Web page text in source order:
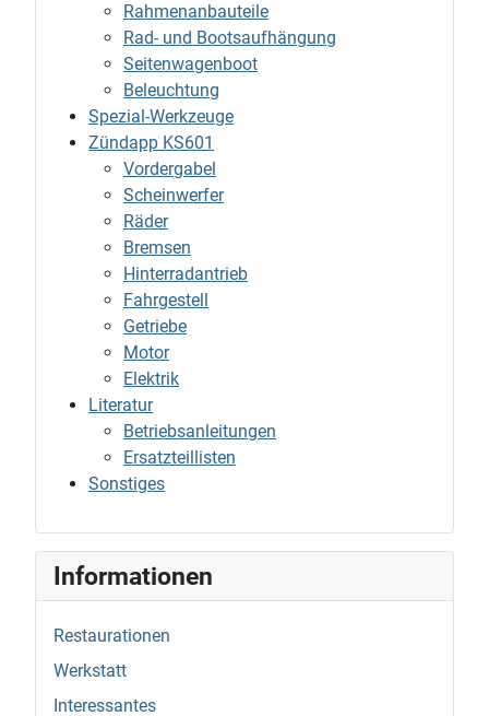
Rahmenanbauteile
Rad- und Bootsaufhängung
Seitenwagenboot
Beleuchtung
Spezial-Werkzeuge
Zündapp KS601
Vordergabel
Scheinwerfer
Räder
Bremsen
Hinterradantrieb
Fahrgestell
Getriebe
Motor
Elektrik
Literatur
Betriebsanleitungen
Ersatzteillisten
Sonstiges
Informationen
Restaurationen
Werkstatt
Interessantes